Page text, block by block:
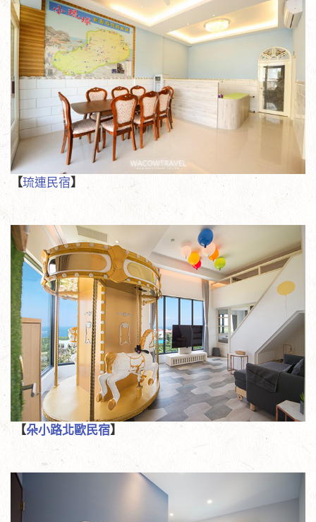
【琉連民宿】
【朵小路北歐民宿】